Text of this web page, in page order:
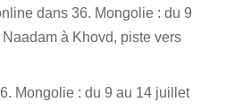
dans 36. Mongolie : du 9
à Khovd, piste vers
Mongolie : du 9 au 14 juillet